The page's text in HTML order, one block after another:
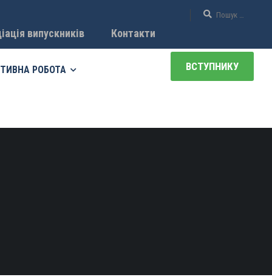
випускників Контакти
РОБОТА ВСТУПНИКУ